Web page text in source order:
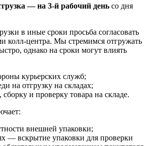
— на 3‑й рабочий день со дня
в иные сроки просьба согласовать
колл‑центра. Мы стремимся отгружать
однако на сроки могут влиять
курьерских служб;
на отгрузку на складах;
и проверку товара на складе.
внешней упаковки;
— вскрытие упаковки для проверки